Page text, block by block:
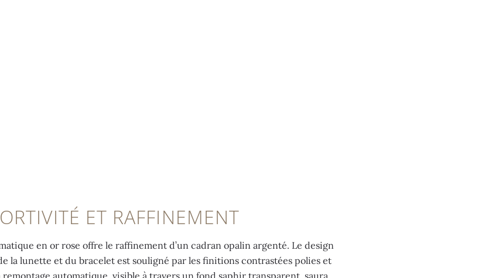
ET RAFFINEMENT
en or rose offre le raffinement d’un cadran opalin argenté. Le design
la lunette et du bracelet est souligné par les finitions contrastées polies et
remontage automatique, visible à travers un fond saphir transparent, saura